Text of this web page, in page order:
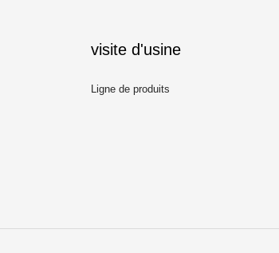
visite d'usine
Ligne de produits